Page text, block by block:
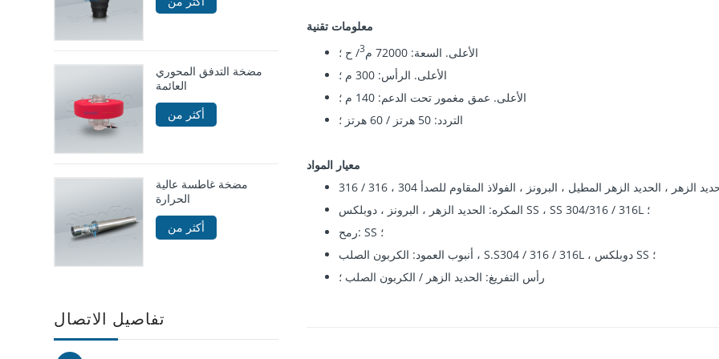
معلومات تقنية
الأعلى. السعة: 72000 م
3/ ح ؛
الأعلى. الرأس: 300 م ؛
الأعلى. عمق مغمور تحت الدعم: 140 م ؛
التردد: 50 هرتز / 60 هرتز ؛
معيار المواد
المكره: الحديد الزهر ، البرونز ، دوبلكس SS ، SS 304/316 / 316L ؛
رمح: SS ؛
أنبوب العمود: الكربون الصلب ، S.S304 / 316 / 316L ، دوبلكس SS ؛
رأس التفريغ: الحديد الزهر / الكربون الصلب ؛
مضخة التدفق المحوري
العائمة
أكثر من
مضخة غاطسة عالية
الحرارة
أكثر من
تفاصيل الاتصال